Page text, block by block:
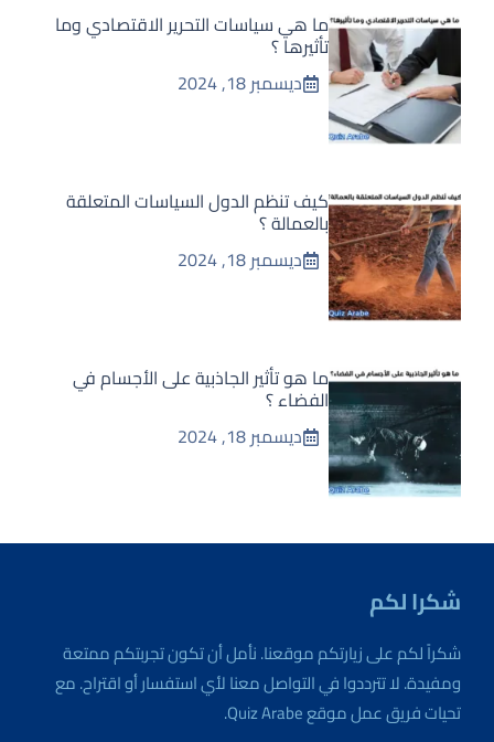
ما هي سياسات التحرير الاقتصادي وما
تأثيرها ؟
ديسمبر 18, 2024
كيف تنظم الدول السياسات المتعلقة
بالعمالة ؟
ديسمبر 18, 2024
ما هو تأثير الجاذبية على الأجسام في
الفضاء ؟
ديسمبر 18, 2024
شكرا لكم
شكراً لكم على زيارتكم موقعنا. نأمل أن تكون تجربتكم ممتعة
ومفيدة. لا تترددوا في التواصل معنا لأي استفسار أو اقتراح. مع
تحيات فريق عمل موقع Quiz Arabe.